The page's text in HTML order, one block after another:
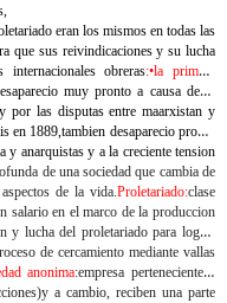
eran los mismos en todas las
que sus reivindicaciones y su lucha
obreras:•la primera
muy pronto a causa de la
por las disputas entre maarxistan y
en 1889,tambien desaparecio pronto
y anarquistas y a la creciente tension
de una sociedad que cambia de
de la vida.Proletariado:clase
salario en el marco de la produccion
y lucha del proletariado para lograr
de cercamiento mediante vallas
anonima:empresa perteneciente a
a cambio, reciben una parte